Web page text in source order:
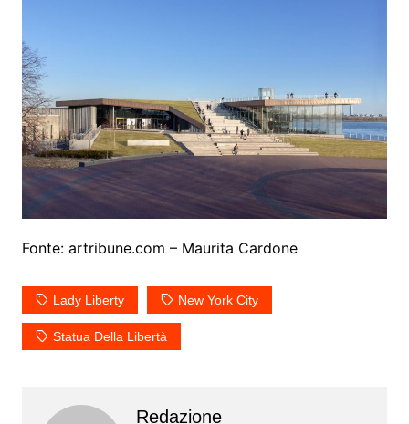
Fonte: artribune.com – Maurita Cardone
Lady Liberty New York City
Statua Della Libertà
Redazione